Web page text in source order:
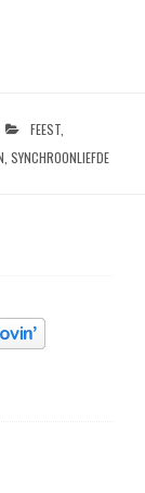
FEEST,
SYNCHROONLIEFDE